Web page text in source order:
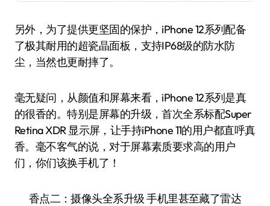
另外，为了提供更坚固的保护，iPhone 12系列配备
了极其耐用的超瓷晶面板，支持IP68级的防水防
尘，当然也更耐摔了。
毫无疑问，从颜值和屏幕来看，iPhone 12系列是真
的很香的。特别是屏幕的升级，首次全系标配Super
Retina XDR 显示屏，让手持iPhone 11的用户都直呼真
香。毫不客气的说，对于屏幕素质要求高的用户
们，你们该换手机了！
香点二：摄像头全系升级 手机里甚至藏了雷达